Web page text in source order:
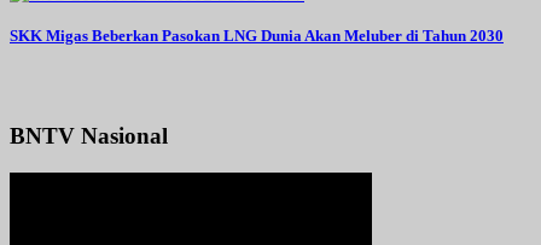
SKK Migas Beberkan Pasokan LNG Dunia Akan Meluber di Tahun 2030
BNTV Nasional